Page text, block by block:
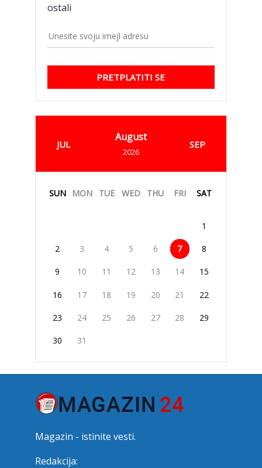
ostali
PRETPLATITI SE
JUL
August
2026
SEP
SUN MON TUE WED THU FRI SAT
1
2 3 4 5 6 7 8
9 10 11 12 13 14 15
16 17 18 19 20 21 22
23 24 25 26 27 28 29
30 31
Magazin - istinite vesti.
Redakcija: